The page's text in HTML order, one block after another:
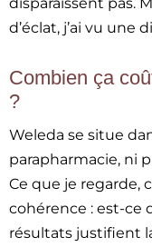
disparaissent pas.
d’éclat, j’ai vu une
Combien ça
?
Weleda se situe
parapharmacie, ni
Ce que je regarde,
cohérence : est-ce
résultats justifient